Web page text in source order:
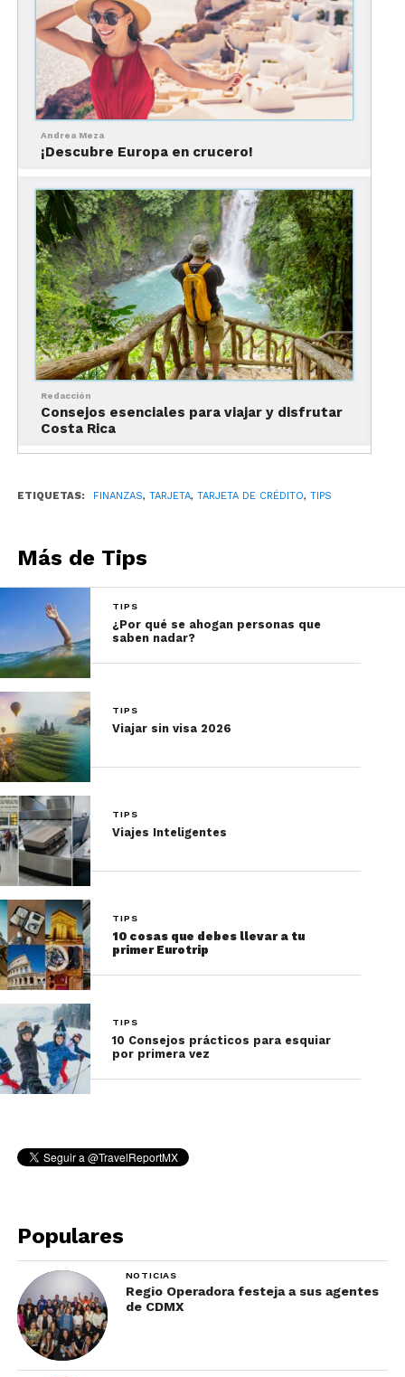
Andrea Meza
¡Descubre Europa en crucero!
Redacción
Consejos esenciales para viajar y disfrutar
Costa Rica
ETIQUETAS: FINANZAS, TARJETA, TARJETA DE CRÉDITO, TIPS
Más de Tips
TIPS
¿Por qué se ahogan personas que
saben nadar?
TIPS
Viajar sin visa 2026
TIPS
Viajes Inteligentes
TIPS
10 cosas que debes llevar a tu
primer Eurotrip
TIPS
10 Consejos prácticos para esquiar
por primera vez
Populares
NOTICIAS
Regio Operadora festeja a sus agentes
de CDMX